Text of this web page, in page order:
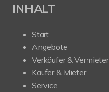
INHALT
Start
Angebote
Verkäufer & Vermieter
Käufer & Mieter
Service